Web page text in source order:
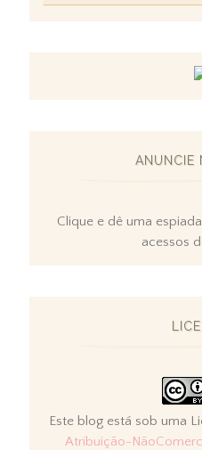
ANUNCIE
Clique e dê uma
acessos
Este blog está sob uma
Atribuição-